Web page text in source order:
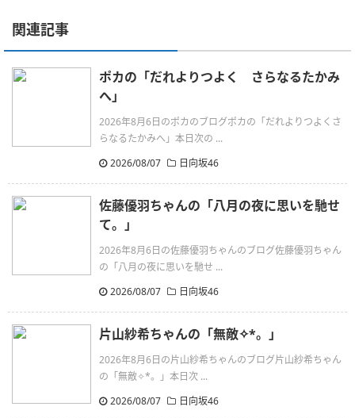
関連記事
ポカの「だれよりつよく さらなるたかみ
へ」
2026年8月6日のポカのブログポカの「だれよりつよくさ
らなるたかみへ」本日次の ...
2026/08/07
日向坂46
佐藤優羽ちゃんの「八月の夜に思いを馳せ
て。」
2026年8月6日の佐藤優羽ちゃんのブログ佐藤優羽ちゃん
の「八月の夜に思いを馳せ ...
2026/08/07
日向坂46
片山紗希ちゃんの「無敵✧︎*。」
2026年8月6日の片山紗希ちゃんのブログ片山紗希ちゃん
の「無敵✧︎*。」本日次 ...
2026/08/07
日向坂46